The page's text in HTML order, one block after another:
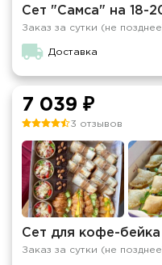
Сет "Самса" на 18-
Заказ за сутки (не
Доставка
7 039 ₽
3 отзывов
Сет для кофе-
Заказ за сутки (не